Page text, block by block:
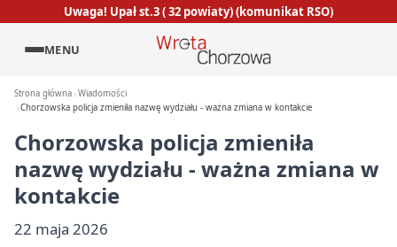
Uwaga! Upał st.3 ( 32 powiaty) (komunikat RSO)
MENU
Strona główna Wiadomości
Chorzowska policja zmieniła nazwę wydziału - ważna zmiana w kontakcie
Chorzowska policja zmieniła
nazwę wydziału - ważna zmiana w
kontakcie
22 maja 2026